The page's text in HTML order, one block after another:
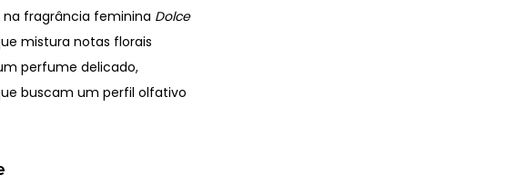
na fragrância feminina Dolce
mistura notas florais
perfume delicado,
buscam um perfil olfativo